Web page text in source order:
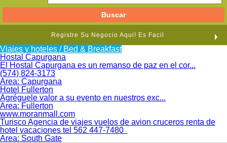
Registre Su Negocio Aqui! Es Facil
Viajes y hoteles / Bed & Breakfast
Hostal Capurgana
El Hostal Capurgana es un remanso de paz en el cor...
(574) 824-3173
Area: Capurgana
Hotel Fullerton
Agréguele valor a su evento en nuestros exc...
Area: Fullerton
www.moranmall.com
Turisco Agencia de viajes vuelos de avion cruceros renta de
hotel vacaciones tel 562 447-7480
Area: South Gate